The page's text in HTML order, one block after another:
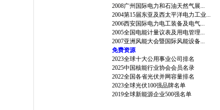
2008广州国际电力和石油天然气展...
2004第15届东亚及西太平洋电力工业...
2006西安国际电力电工装备及电气...
2005全国电能计量议表及用电管理...
2007亚洲风能大会暨国际风能设备...
免费资源
2023全球十大公用事业公司排名
2025中国核能行业协会会员名录
2022全国各省光伏并网容量排名
2023全球光伏100强品牌名单
2019全球新能源企业500强名单